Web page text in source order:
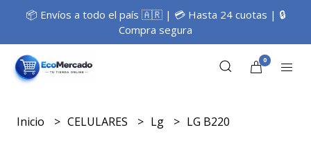
📦 Envíos a todo el país 🇦🇷 | 💳 Hasta 24 cuotas | 🔒
Compra segura
0
Inicio CELULARES Lg LG B220